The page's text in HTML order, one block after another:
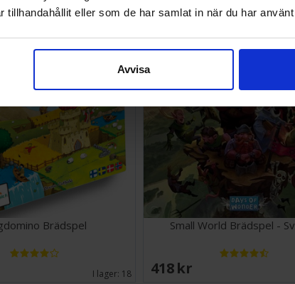
tillhandahållit eller som de har samlat in när du har
Avvisa
Brädspel
I lager: 18
Small World Brädspel -
418 SEK